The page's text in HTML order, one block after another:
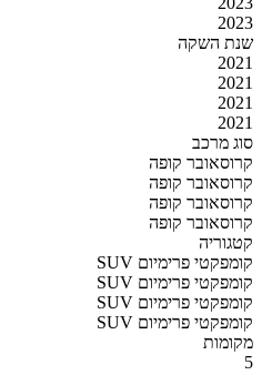
2023
שנת השקה
2021
2021
2021
2021
סוג מרכב
קרוסאובר קופה
קרוסאובר קופה
קרוסאובר קופה
קרוסאובר קופה
קטגוריה
SUV קומפקטי פרימיום
SUV קומפקטי פרימיום
SUV קומפקטי פרימיום
SUV קומפקטי פרימיום
מקומות
5